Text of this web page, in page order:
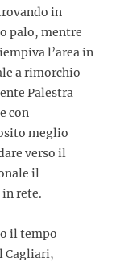
in
palo, mentre
l’area in
a rimorchio
Palestra
con
meglio
verso il
il
rete.
il tempo
Cagliari,